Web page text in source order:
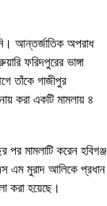
আন্তর্জাতিক অপরাধ
ফরিদপুরের ভাঙ্গা
তাঁকে গাজীপুর
করা একটি মামলায় ৪
মামলাটি করেন হবিগঞ্জ
এম মুরাদ আলিকে প্রধান
করা হয়েছে।